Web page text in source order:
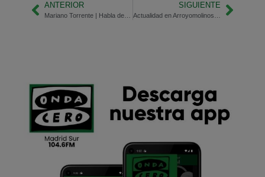
ANTERIOR
Mariano Torrente | Habla de su libro «Quiero que estéis bien atentos»
SIGUIENTE
Actualidad en Arroyomolinos | Luis Quiroga, alcalde